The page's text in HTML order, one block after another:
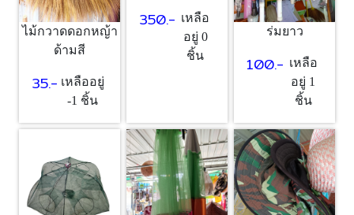
ไม้กวาดดอกหญ้า
ด้ามสี
35.- เหลืออยู่
-1 ชิ้น
350.- เหลือ
อยู่ 0
ชิ้น
ร่มยาว
100.- เหลือ
อยู่ 1
ชิ้น